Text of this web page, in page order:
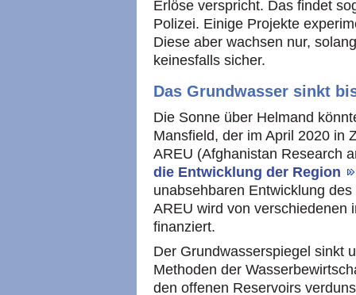
Erlöse verspricht. Das findet
Polizei. Einige Projekte
Diese aber wachsen nur,
keinesfalls sicher.
Das Grundwasser sinkt
Die Sonne über Helmand
Mansfield, der im April 2020 in
AREU (Afghanistan Research
die Entwicklung der Region
unabsehbaren Entwicklung
AREU wird von verschiedenen
finanziert.
Der Grundwasserspiegel sinkt
Methoden der
den offenen Reservoirs